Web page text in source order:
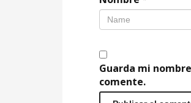
Guarda mi
comente.